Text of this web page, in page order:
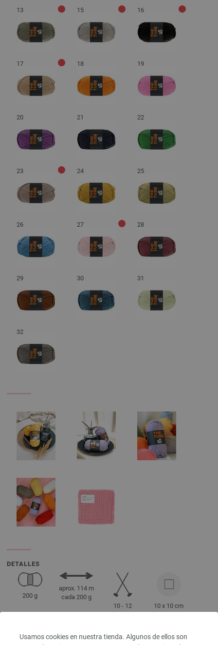
Usamos cookies en nuestra tienda. Algunos de ellos son
13 15 16
17 18 19
20 21 22
23 24 25
26 27 28
29 30 31
32
DETALLES
200 g
aprox. 114 m
cada 200 g
10 - 12
10 x 10 cm